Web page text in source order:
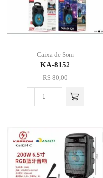
Caixa de Som
KA-8152
R$ 80,00